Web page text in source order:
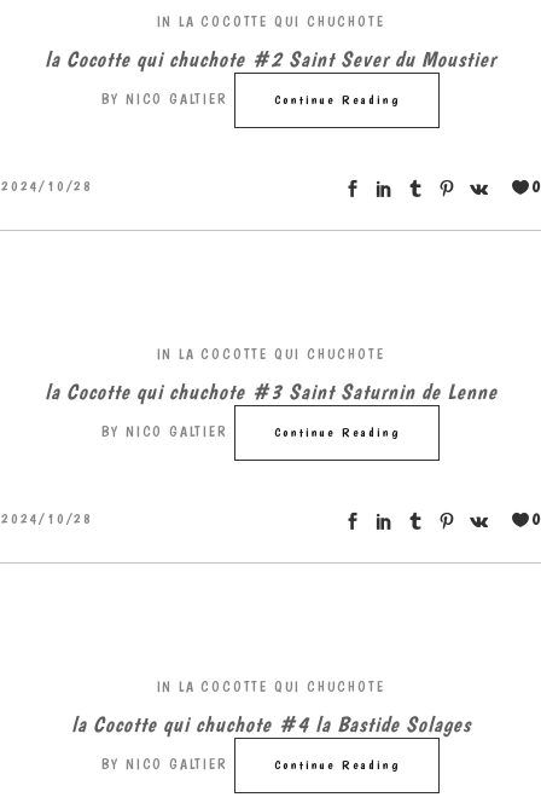
IN LA COCOTTE QUI CHUCHOTE
la Cocotte qui chuchote #2 Saint Sever du Moustier
BY NICO GALTIER Continue Reading
2024/10/28 0
IN LA COCOTTE QUI CHUCHOTE
la Cocotte qui chuchote #3 Saint Saturnin de Lenne
BY NICO GALTIER Continue Reading
2024/10/28 0
IN LA COCOTTE QUI CHUCHOTE
la Cocotte qui chuchote #4 la Bastide Solages
BY NICO GALTIER Continue Reading